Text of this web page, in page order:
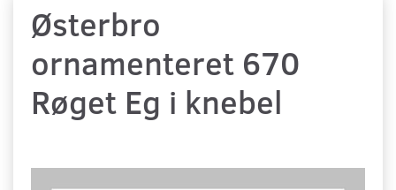
Østerbro
ornamenteret 670
Røget Eg i knebel